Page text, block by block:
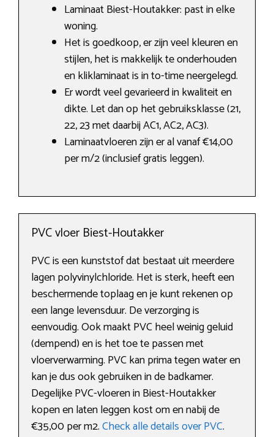
Laminaat Biest-Houtakker: past in elke
woning.
Het is goedkoop, er zijn veel kleuren en
stijlen, het is makkelijk te onderhouden
en kliklaminaat is in to-time neergelegd.
Er wordt veel gevarieerd in kwaliteit en
dikte. Let dan op het gebruiksklasse (21,
22, 23 met daarbij AC1, AC2, AC3).
Laminaatvloeren zijn er al vanaf €14,00
per m/2 (inclusief gratis leggen).
PVC vloer Biest-Houtakker
PVC is een kunststof dat bestaat uit meerdere
lagen polyvinylchloride. Het is sterk, heeft een
beschermende toplaag en je kunt rekenen op
een lange levensduur. De verzorging is
eenvoudig. Ook maakt PVC heel weinig geluid
(dempend) en is het toe te passen met
vloerverwarming. PVC kan prima tegen water en
kan je dus ook gebruiken in de badkamer.
Degelijke PVC-vloeren in Biest-Houtakker
kopen en laten leggen kost om en nabij de
€35,00 per m2.Check alle details over PVC.